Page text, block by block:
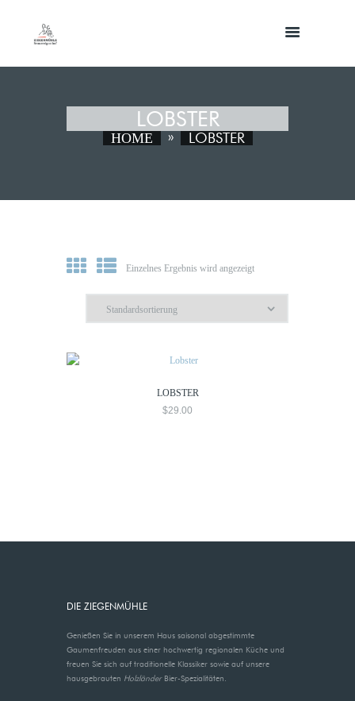
LOBSTER
HOME LOBSTER
Einzelnes Ergebnis wird angezeigt
LOBSTER
$29.00
DIE ZIEGENMÜHLE
Genießen Sie in unserem Haus saisonal abgestimmte
Gaumenfreuden aus einer hochwertig regionalen Küche und
freuen Sie sich auf traditionelle Klassiker sowie auf unsere
hausgebrauten HolzländerBier-Spezialitäten.